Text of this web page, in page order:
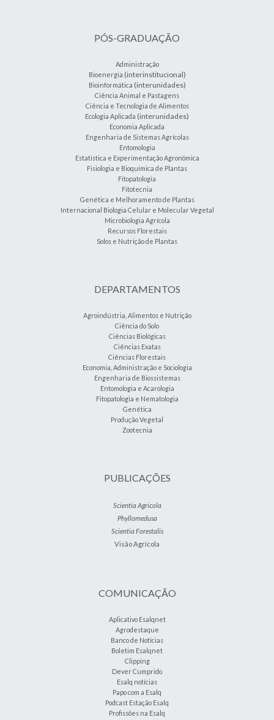
PÓS-GRADUAÇÃO
Administração
Bioenergia (interinstitucional)
Bioinformática (interunidades)
Ciência Animal e Pastagens
Ciência e Tecnologia de Alimentos
Ecologia Aplicada (interunidades)
Economia Aplicada
Engenharia de Sistemas Agrícolas
Entomologia
Estatística e Experimentação Agronômica
Fisiologia e Bioquímica de Plantas
Fitopatologia
Fitotecnia
Genética e Melhoramento de Plantas
Internacional Biologia Celular e Molecular Vegetal
Microbiologia Agrícola
Recursos Florestais
Solos e Nutrição de Plantas
DEPARTAMENTOS
Agroindústria, Alimentos e Nutrição
Ciência do Solo
Ciências Biológicas
Ciências Exatas
Ciências Florestais
Economia, Administração e Sociologia
Engenharia de Biossistemas
Entomologia e Acarologia
Fitopatologia e Nematologia
Genética
Produção Vegetal
Zootecnia
PUBLICAÇÕES
Scientia Agricola
Phyllomedusa
Scientia Forestalis
Visão Agrícola
COMUNICAÇÃO
Aplicativo Esalqnet
Agrodestaque
Banco de Notícias
Boletim Esalqnet
Clipping
Dever Cumprido
Esalq notícias
Papo com a Esalq
Podcast Estação Esalq
Profissões na Esalq